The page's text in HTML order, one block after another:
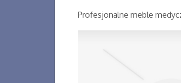
Profesjonalne meble